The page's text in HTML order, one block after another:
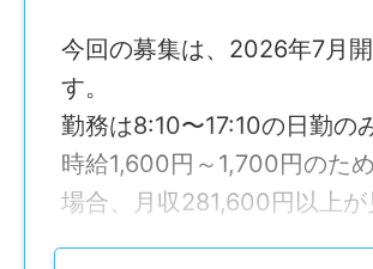
今回の募集は、2026年7⽉
す。
勤務は8:10〜17:10の⽇勤の
時給1,600円～1,700円のた
場合、⽉収281,600円以上が
——————